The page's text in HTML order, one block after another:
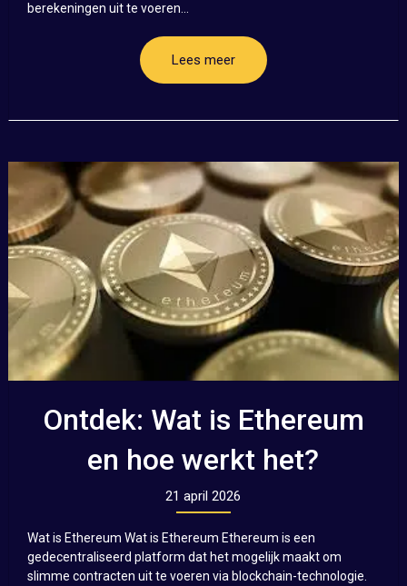
berekeningen uit te voeren...
Lees meer
Ontdek: Wat is Ethereum
en hoe werkt het?
21 april 2026
Wat is Ethereum Wat is Ethereum Ethereum is een
gedecentraliseerd platform dat het mogelijk maakt om
slimme contracten uit te voeren via blockchain-technologie.